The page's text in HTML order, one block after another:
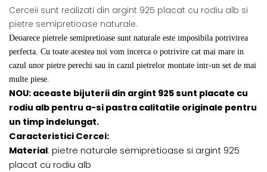
Cerceii sunt realizati din argint 925 placat cu rodiu alb si
pietre semipretioase naturale.
Deoarece pietrele semipretioase sunt naturale este imposibila potrivirea
perfecta. Cu toate acestea noi vom incerca o potrivire cat mai mare in
cazul unor pietre perechi sau in cazul pietrelor montate intr-un set de mai
multe piese.
NOU: aceaste bijuterii din argint 925 sunt placate cu
rodiu alb pentru a-si pastra calitatile originale pentru
un timp indelungat.
Caracteristici Cercei:
Material: pietre naturale semipretioase si argint 925
placat cu rodiu alb